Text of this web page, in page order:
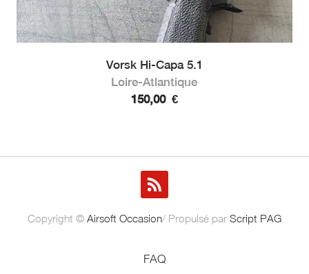
Vorsk Hi-Capa 5.1
Loire-Atlantique
150,00 €
Copyright © Airsoft Occasion/ Propulsé par Script PAG
FAQ